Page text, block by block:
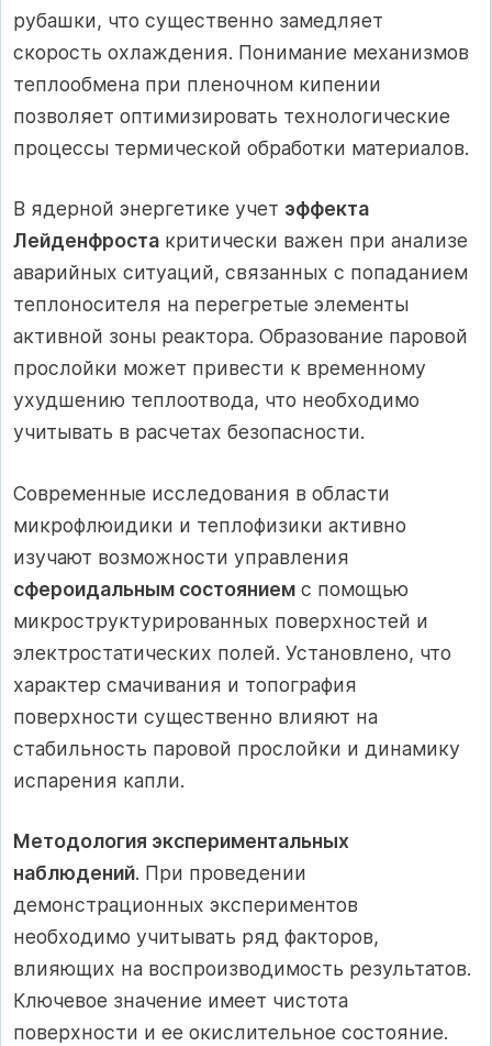
рубашки, что существенно замедляет
скорость охлаждения. Понимание механизмов
теплообмена при пленочном кипении
позволяет оптимизировать технологические
процессы термической обработки материалов.
В ядерной энергетике учет эффекта
Лейденфроста критически важен при анализе
аварийных ситуаций, связанных с попаданием
теплоносителя на перегретые элементы
активной зоны реактора. Образование паровой
прослойки может привести к временному
ухудшению теплоотвода, что необходимо
учитывать в расчетах безопасности.
Современные исследования в области
микрофлюидики и теплофизики активно
изучают возможности управления
сфероидальным состоянием с помощью
микроструктурированных поверхностей и
электростатических полей. Установлено, что
характер смачивания и топография
поверхности существенно влияют на
стабильность паровой прослойки и динамику
испарения капли.
Методология экспериментальных
наблюдений. При проведении
демонстрационных экспериментов
необходимо учитывать ряд факторов,
влияющих на воспроизводимость результатов.
Ключевое значение имеет чистота
поверхности и ее окислительное состояние.